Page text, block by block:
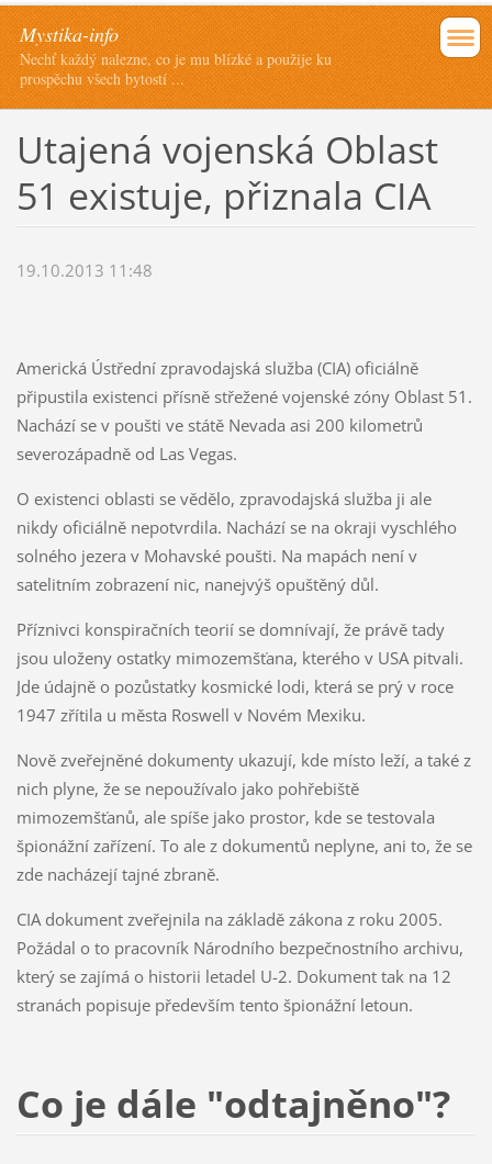
Mystika-info
Nechť každý nalezne, co je mu blízké a použije ku
prospěchu všech bytostí ...
Utajená vojenská Oblast
51 existuje, přiznala CIA
19.10.2013 11:48
Americká Ústřední zpravodajská služba (CIA) oficiálně
připustila existenci přísně střežené vojenské zóny Oblast 51.
Nachází se v poušti ve státě Nevada asi 200 kilometrů
severozápadně od Las Vegas.
O existenci oblasti se vědělo, zpravodajská služba ji ale
nikdy oficiálně nepotvrdila. Nachází se na okraji vyschlého
solného jezera v Mohavské poušti. Na mapách není v
satelitním zobrazení nic, nanejvýš opuštěný důl.
Příznivci konspiračních teorií se domnívají, že právě tady
jsou uloženy ostatky mimozemšťana, kterého v USA pitvali.
Jde údajně o pozůstatky kosmické lodi, která se prý v roce
1947 zřítila u města Roswell v Novém Mexiku.
Nově zveřejněné dokumenty ukazují, kde místo leží, a také z
nich plyne, že se nepoužívalo jako pohřebiště
mimozemšťanů, ale spíše jako prostor, kde se testovala
špionážní zařízení. To ale z dokumentů neplyne, ani to, že se
zde nacházejí tajné zbraně.
CIA dokument zveřejnila na základě zákona z roku 2005.
Požádal o to pracovník Národního bezpečnostního archivu,
který se zajímá o historii letadel U-2. Dokument tak na 12
stranách popisuje především tento špionážní letoun.
Co je dále "odtajněno"?